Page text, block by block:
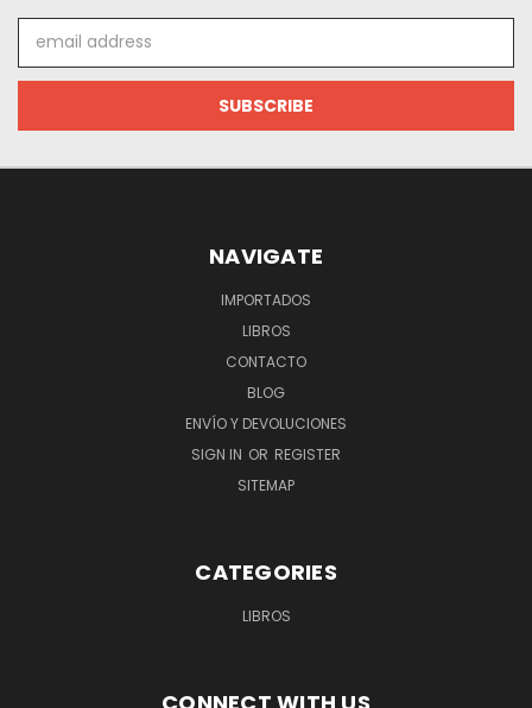
Address
NAVIGATE
IMPORTADOS
LIBROS
CONTACTO
BLOG
ENVÍO Y DEVOLUCIONES
SIGN IN OR REGISTER
SITEMAP
CATEGORIES
LIBROS